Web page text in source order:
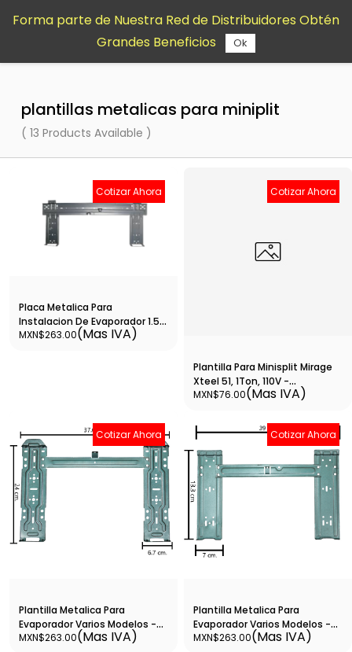
contenido
plantillas metalicas para miniplit
( 13 Products Available )
Cotizar Ahora
Placa Metalica Para
Instalacion De Evaporador 1.5 Y
2 Ton Abtx 2 -
MXN$263.00(Mas IVA)
Cotizar Ahora
Plantilla Para Minisplit Mirage
Xteel 51, 1Ton, 110V -
212500090131
MXN$76.00(Mas IVA)
Cotizar Ahora
Plantilla Metalica Para
Evaporador Varios Modelos -
Plant1
MXN$263.00(Mas IVA)
Cotizar Ahora
Plantilla Metalica Para
Evaporador Varios Modelos -
Plant2
MXN$263.00(Mas IVA)
Forma parte de Nuestra Red de Distribuidores Obtén
Grandes Beneficios
Ok